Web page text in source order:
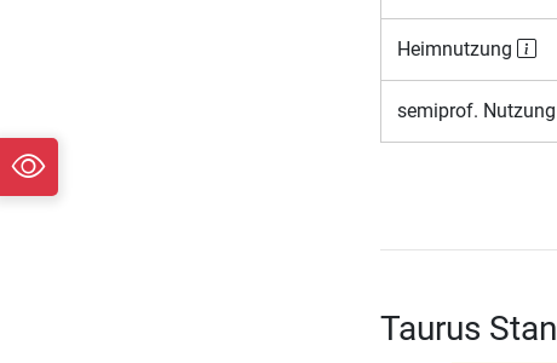
Heimnutzung
semiprof. Nutzung
Taurus